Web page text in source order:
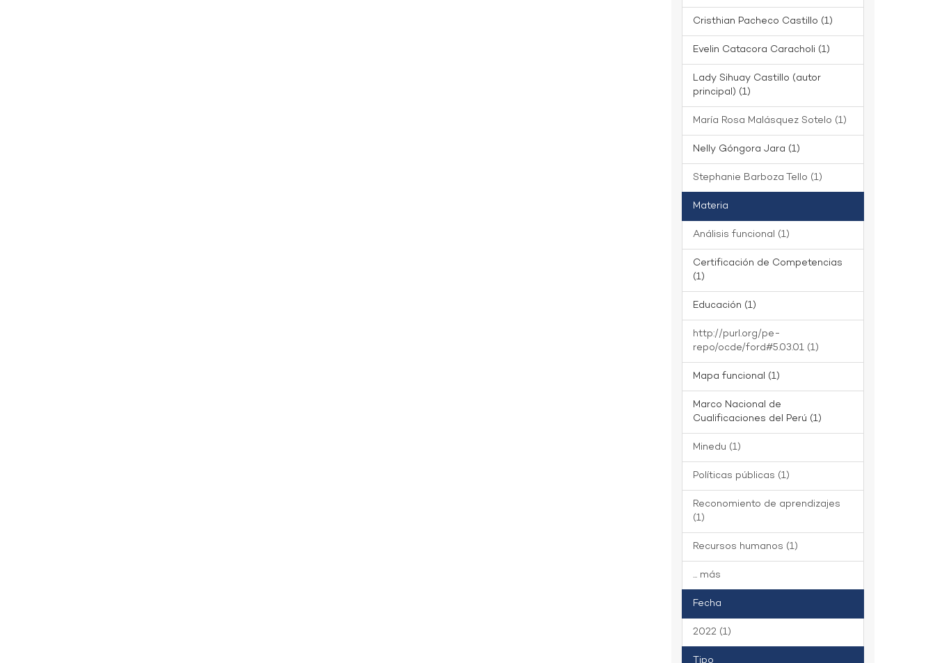
Cristhian Pacheco Castillo (1)
Evelin Catacora Caracholi (1)
Lady Sihuay Castillo (autor
principal) (1)
María Rosa Malásquez Sotelo (1)
Nelly Góngora Jara (1)
Stephanie Barboza Tello (1)
Materia
Análisis funcional (1)
Certificación de Competencias
(1)
Educación (1)
http://purl.org/pe-
repo/ocde/ford#5.03.01 (1)
Mapa funcional (1)
Marco Nacional de
Cualificaciones del Perú (1)
Minedu (1)
Políticas públicas (1)
Reconomiento de aprendizajes
(1)
Recursos humanos (1)
... más
Fecha
2022 (1)